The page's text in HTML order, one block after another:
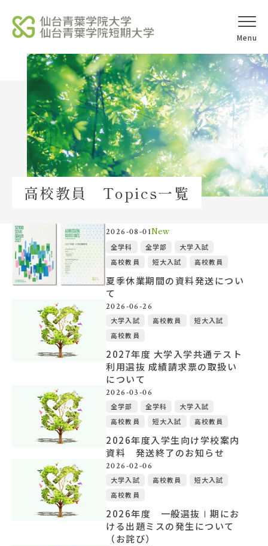
オープンキャ
ンパス
アクセス
学校法人北杜学園
Topics
イベント一覧
教員紹介
教職員募集
大学概要
北杜学園設置校
高校教員 Topics一覧
2026-08-01New
全学科 全学部
大学入試
高校教員
短大入試 高校教員
夏季休業期間の資料発送につい
て
2026-06-26
大学入試 高校教員
短大入試
高校教員
2027年度 大学入学共通テスト
利用選抜 成績請求票の取扱い
について
2026-03-06
全学部 全学科
大学入試
高校教員
短大入試 高校教員
2026年度入学生向け学校案内
資料 発送終了のお知らせ
2026-02-06
大学入試 高校教員
短大入試
高校教員
2026年度 一般選抜Ⅰ期にお
ける出題ミスの発生について
（お詫び）